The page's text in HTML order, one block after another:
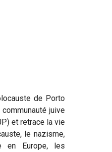
de Porto
juive
et retrace la vie
le nazisme,
en Europe, les